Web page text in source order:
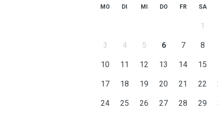
MO DI MI DO FR SA
1
3 4 5 6 7 8
10 11 12 13 14 15
17 18 19 20 21 22
24 25 26 27 28 29